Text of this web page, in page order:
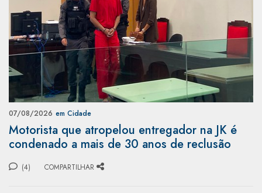
07/08/2026 em Cidade
Motorista que atropelou entregador na JK é
condenado a mais de 30 anos de reclusão
(4) COMPARTILHAR